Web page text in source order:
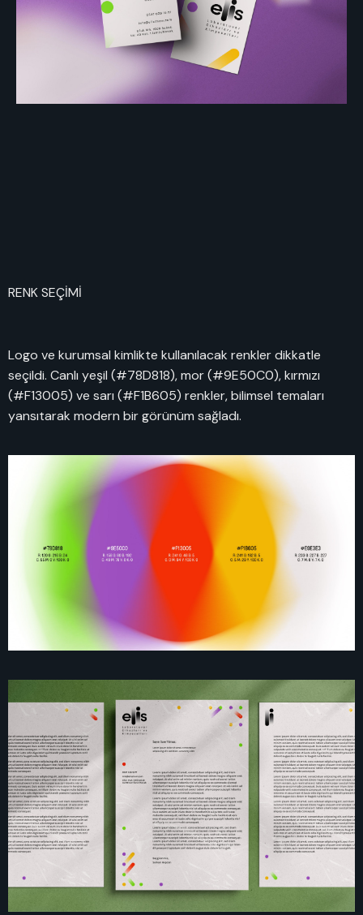
RENK SEÇİMİ
Logo ve kurumsal kimlikte kullanılacak renkler dikkatle
seçildi. Canlı yeşil (#78D818), mor (#9E50C0), kırmızı
(#F13005) ve sarı (#F1B605) renkler, bilimsel temaları
yansıtarak modern bir görünüm sağladı.